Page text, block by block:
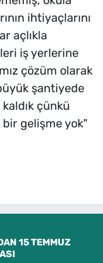
ihtiyaçlarını
açlıkla
iş yerlerine
çözüm olarak
şantiyede
çünkü
bir gelişme yok"
15 TEMMUZ